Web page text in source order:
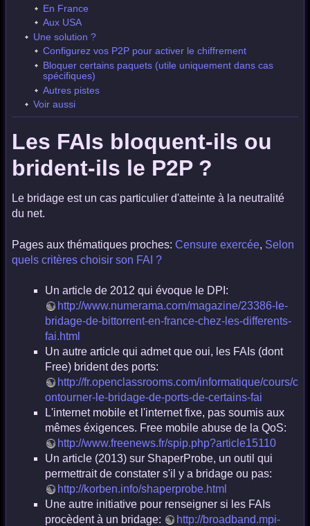
En France
Aux USA
Une solution ?
Configurez vos P2P pour activer le chiffrement
Bloquer certains paquets (utile uniquement dans cas
spécifiques)
Autres pistes
Voir aussi
Les FAIs bloquent-ils ou
brident-ils le P2P ?
Le bridage est un cas particulier d'atteinte à la neutralité
du net.
Pages aux thématiques proches: Censure exercée, Selon
quels critères choisir son FAI ?
Un article de 2012 qui évoque le DPI:
http://www.numerama.com/magazine/23386-le-
bridage-de-bittorrent-en-france-chez-les-differents-
fai.html
Un autre article qui admet que oui, les FAIs (dont
Free) brident des ports:
http://fr.openclassrooms.com/informatique/cours/c
ontourner-le-bridage-de-ports-de-certains-fai
L'internet mobile et l'internet fixe, pas soumis aux
mêmes éxigences. Free mobile abuse de la QoS:
http://www.freenews.fr/spip.php?article15110
Un article (2013) sur ShaperProbe, un outil qui
permettrait de constater s'il y a bridage ou pas:
http://korben.info/shaperprobe.html
Une autre initiative pour renseigner si les FAIs
procèdent à un bridage:
http://broadband.mpi-